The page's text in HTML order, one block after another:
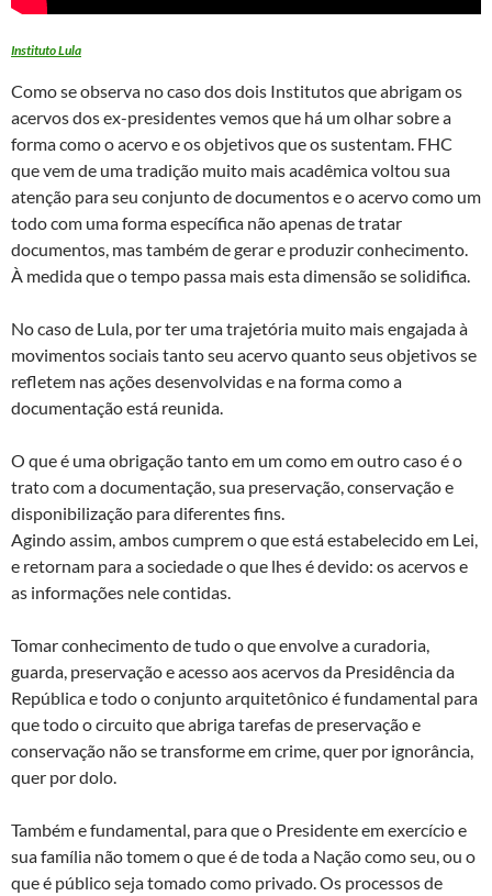
Instituto Lula
Como se observa no caso dos dois Institutos que abrigam os
acervos dos ex-presidentes vemos que há um olhar sobre a
forma como o acervo e os objetivos que os sustentam. FHC
que vem de uma tradição muito mais acadêmica voltou sua
atenção para seu conjunto de documentos e o acervo como um
todo com uma forma específica não apenas de tratar
documentos, mas também de gerar e produzir conhecimento.
À medida que o tempo passa mais esta dimensão se solidifica.
No caso de Lula, por ter uma trajetória muito mais engajada à
movimentos sociais tanto seu acervo quanto seus objetivos se
refletem nas ações desenvolvidas e na forma como a
documentação está reunida.
O que é uma obrigação tanto em um como em outro caso é o
trato com a documentação, sua preservação, conservação e
disponibilização para diferentes fins.
Agindo assim, ambos cumprem o que está estabelecido em Lei,
e retornam para a sociedade o que lhes é devido: os acervos e
as informações nele contidas.
Tomar conhecimento de tudo o que envolve a curadoria,
guarda, preservação e acesso aos acervos da Presidência da
República e todo o conjunto arquitetônico é fundamental para
que todo o circuito que abriga tarefas de preservação e
conservação não se transforme em crime, quer por ignorância,
quer por dolo.
Também e fundamental, para que o Presidente em exercício e
sua família não tomem o que é de toda a Nação como seu, ou o
que é público seja tomado como privado. Os processos de